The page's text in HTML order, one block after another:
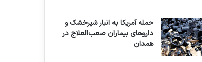
حمله آمریکا به انبار شیرخشک و
داروهای بیماران صعب‌العلاج در
همدان